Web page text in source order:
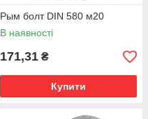
Рым болт DIN 580 м20
В наявності
171,31 ₴
Купити